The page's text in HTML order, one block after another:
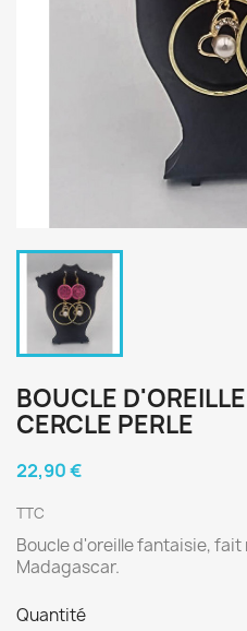
BOUCLE
CERCLE PERLE
22,90 €
TTC
Boucle d'oreille fantaisie,
Madagascar.
Quantité